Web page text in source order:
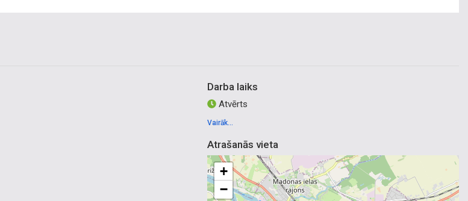
Darba laiks
Atvērts
Vairāk...
Atrašanās vieta
+
−